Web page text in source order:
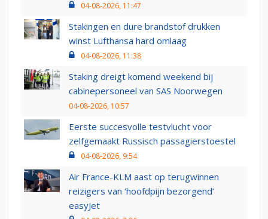
04-08-2026, 11:47
Stakingen en dure brandstof drukken
winst Lufthansa hard omlaag
04-08-2026, 11:38
Staking dreigt komend weekend bij
cabinepersoneel van SAS Noorwegen
04-08-2026, 10:57
Eerste succesvolle testvlucht voor
zelfgemaakt Russisch passagierstoestel
04-08-2026, 9:54
Air France-KLM aast op terugwinnen
reizigers van ‘hoofdpijn bezorgend’
easyJet